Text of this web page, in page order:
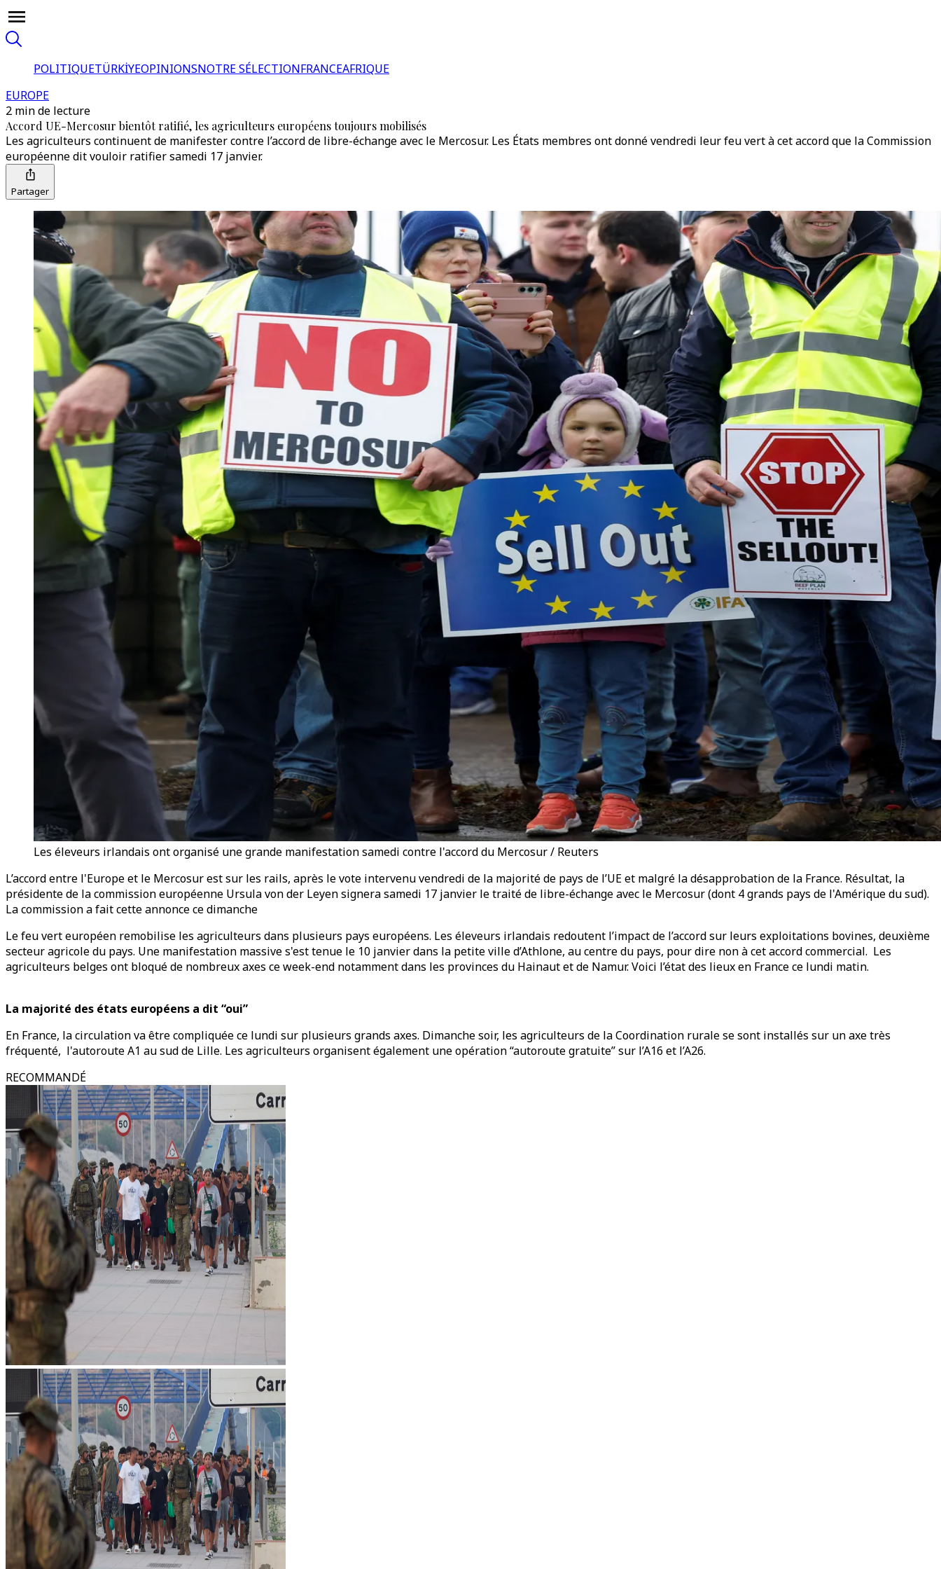
POLITIQUETÜRKİYEOPINIONSNOTRE SÉLECTIONFRANCEAFRIQUE
EUROPE
2 min de lecture
Accord UE-Mercosur bientôt ratifié, les agriculteurs européens toujours mobilisés
Les agriculteurs continuent de manifester contre l’accord de libre-échange avec le Mercosur. Les États membres ont donné vendredi leur feu vert à cet accord que la Commission
européenne dit vouloir ratifier samedi 17 janvier.
Partager
Les éleveurs irlandais ont organisé une grande manifestation samedi contre l'accord du Mercosur / Reuters
L’accord entre l'Europe et le Mercosur est sur les rails, après le vote intervenu vendredi de la majorité de pays de l’UE et malgré la désapprobation de la France. Résultat, la
présidente de la commission européenne Ursula von der Leyen signera samedi 17 janvier le traité de libre-échange avec le Mercosur (dont 4 grands pays de l'Amérique du sud).
La commission a fait cette annonce ce dimanche
Le feu vert européen remobilise les agriculteurs dans plusieurs pays européens. Les éleveurs irlandais redoutent l’impact de l’accord sur leurs exploitations bovines, deuxième
secteur agricole du pays. Une manifestation massive s'est tenue le 10 janvier dans la petite ville d’Athlone, au centre du pays, pour dire non à cet accord commercial. Les
agriculteurs belges ont bloqué de nombreux axes ce week-end notamment dans les provinces du Hainaut et de Namur. Voici l’état des lieux en France ce lundi matin.
La majorité des états européens a dit “oui”
En France, la circulation va être compliquée ce lundi sur plusieurs grands axes. Dimanche soir, les agriculteurs de la Coordination rurale se sont installés sur un axe très
fréquenté, l'autoroute A1 au sud de Lille. Les agriculteurs organisent également une opération “autoroute gratuite” sur l’A16 et l’A26.
RECOMMANDÉ